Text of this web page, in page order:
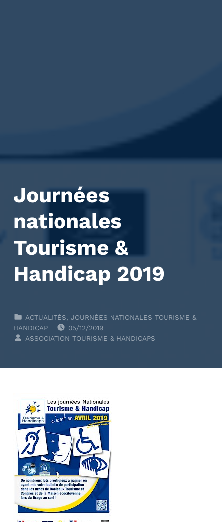
Journées
nationales
Tourisme &
Handicap 2019
ACTUALITÉS, JOURNÉES NATIONALES TOURISME &
HANDICAP
POSTED ON:
05/12/2019
WRITTEN BY:
ASSOCIATION TOURISME & HANDICAPS